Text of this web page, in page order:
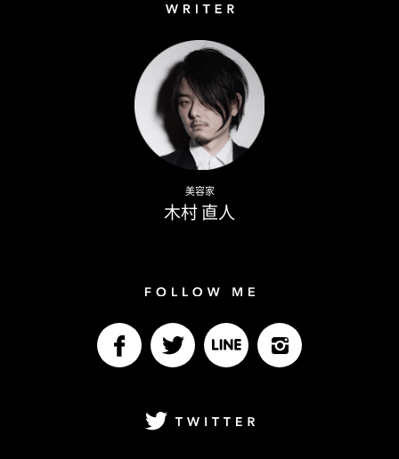
美容家
木村 直人